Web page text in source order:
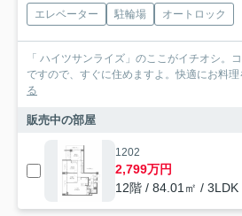
エレベーター 駐輪場 オートロック
「 ハイツサンライズ」のここがイチオシ。
ですので、すぐに住めますよ。快適にお料
る
販売中の部屋
1202
2,799万円
12階 / 84.01㎡ / 3LDK